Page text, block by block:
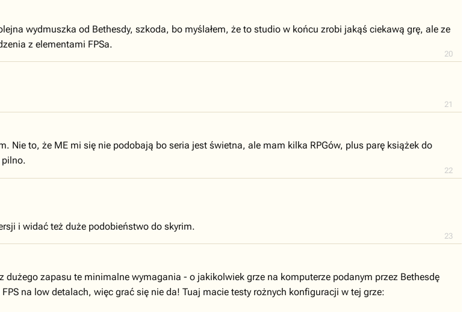
20
wydmuszka od Bethesdy, szkoda, bo myślałem, że to studio w końcu zrobi jakąś ciekawą grę, ale ze
z elementami FPSa.
21
22
Nie to, że ME mi się nie podobają bo seria jest świetna, ale mam kilka RPGów, plus parę książek do
pilno.
23
i widać też duże podobieństwo do skyrim.
dużego zapasu te minimalne wymagania - o jakikolwiek grze na komputerze podanym przez Bethesdę
na low detalach, więc grać się nie da! Tuaj macie testy rożnych konfiguracji w tej grze: